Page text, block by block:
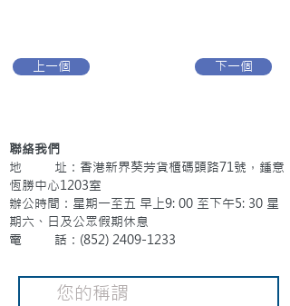
上一個 下一個
聯絡我們
地 址：香港新界葵芳貨櫃碼頭路71號，鍾意
恆勝中心1203室
辦公時間：星期一至五 早上9: 00 至下午5: 30 星
期六、日及公眾假期休息
電 話：(852) 2409-1233